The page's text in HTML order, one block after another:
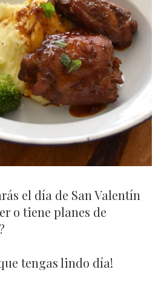
el día de San Valentín
o tiene planes de
tengas lindo día!